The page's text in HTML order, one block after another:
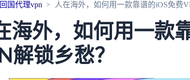
回国代理vpn 人在海外，如何用一款靠谱的iOS免费
海外，如何用一款
解锁乡愁？